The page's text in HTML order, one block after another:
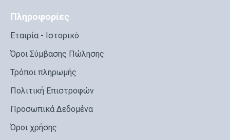
Πληροφορίες
Εταιρία - Ιστορικό
Όροι Σύμβασης Πώλησης
Τρόποι πληρωμής
Πολιτική Επιστροφών
Προσωπικά Δεδομένα
Όροι χρήσης